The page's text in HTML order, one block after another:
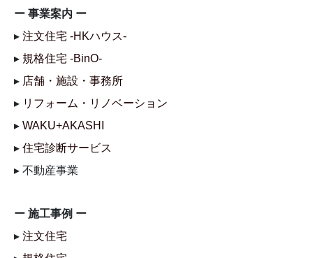
ー 事業案内 ー
▸ 注文住宅 -HKハウス-
▸ 規格住宅 -BinO-
▸ 店舗・施設・事務所
▸ リフォーム・リノベーション
▸ WAKU+AKASHI
▸ 住宅診断サービス
▸ 不動産事業
ー 施工事例 ー
▸ 注文住宅